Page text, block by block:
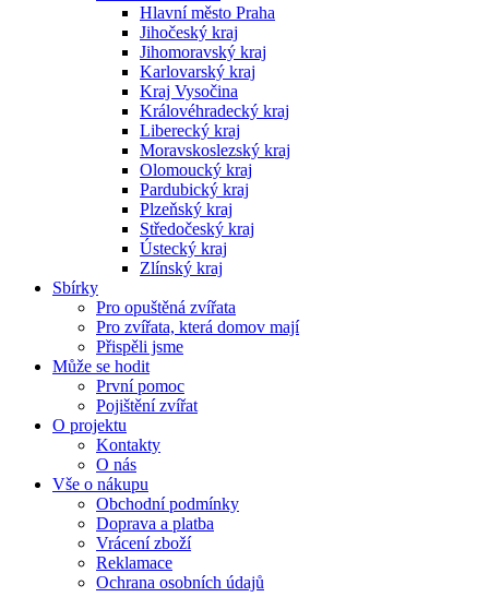
Hlavní město Praha
Jihočeský kraj
Jihomoravský kraj
Karlovarský kraj
Kraj Vysočina
Královéhradecký kraj
Liberecký kraj
Moravskoslezský kraj
Olomoucký kraj
Pardubický kraj
Plzeňský kraj
Středočeský kraj
Ústecký kraj
Zlínský kraj
Sbírky
Pro opuštěná zvířata
Pro zvířata, která domov mají
Přispěli jsme
Může se hodit
První pomoc
Pojištění zvířat
O projektu
Kontakty
O nás
Vše o nákupu
Obchodní podmínky
Doprava a platba
Vrácení zboží
Reklamace
Ochrana osobních údajů